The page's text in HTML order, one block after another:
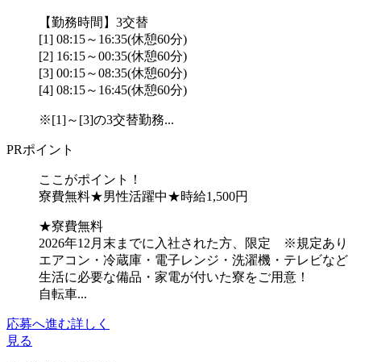
【勤務時間】3交替
[1] 08:15～16:35(休憩60分)
[2] 16:15～00:35(休憩60分)
[3] 00:15～08:35(休憩60分)
[4] 08:15～16:45(休憩60分)
※[1]～[3]の3交替勤務...
PRポイント
ここがポイント！
寮費無料★男性活躍中★時給1,500円
★寮費無料
2026年12月末までに入社された方、限定 ※規定あり
エアコン・冷蔵庫・電子レンジ・洗濯機・テレビなど
生活に必要な備品・家電が付いた寮をご用意！
自転車...
応募へ進む詳しく
見る